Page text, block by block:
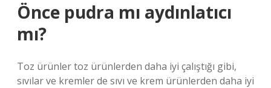
Önce pudra mı aydınlatıcı
mı?
Toz ürünler toz ürünlerden daha iyi çalıştığı gibi,
sıvılar ve kremler de sıvı ve krem ​​ürünlerden daha iyi